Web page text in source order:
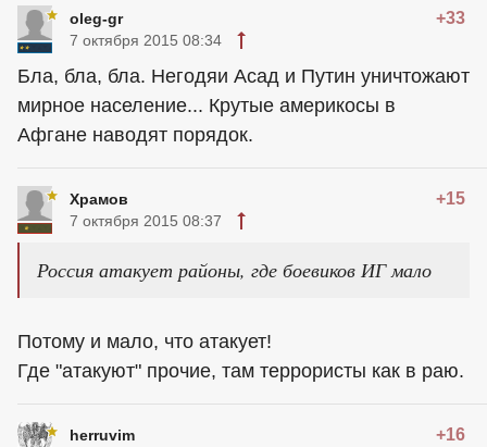
oleg-gr +33
7 октября 2015 08:34
Бла, бла, бла. Негодяи Асад и Путин уничтожают
мирное население... Крутые америкосы в
Афгане наводят порядок.
Храмов +15
7 октября 2015 08:37
Россия атакует районы, где боевиков ИГ мало
Потому и мало, что атакует!
Где "атакуют" прочие, там террористы как в раю.
herruvim +16